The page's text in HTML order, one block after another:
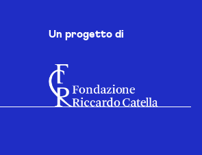
Un progetto di